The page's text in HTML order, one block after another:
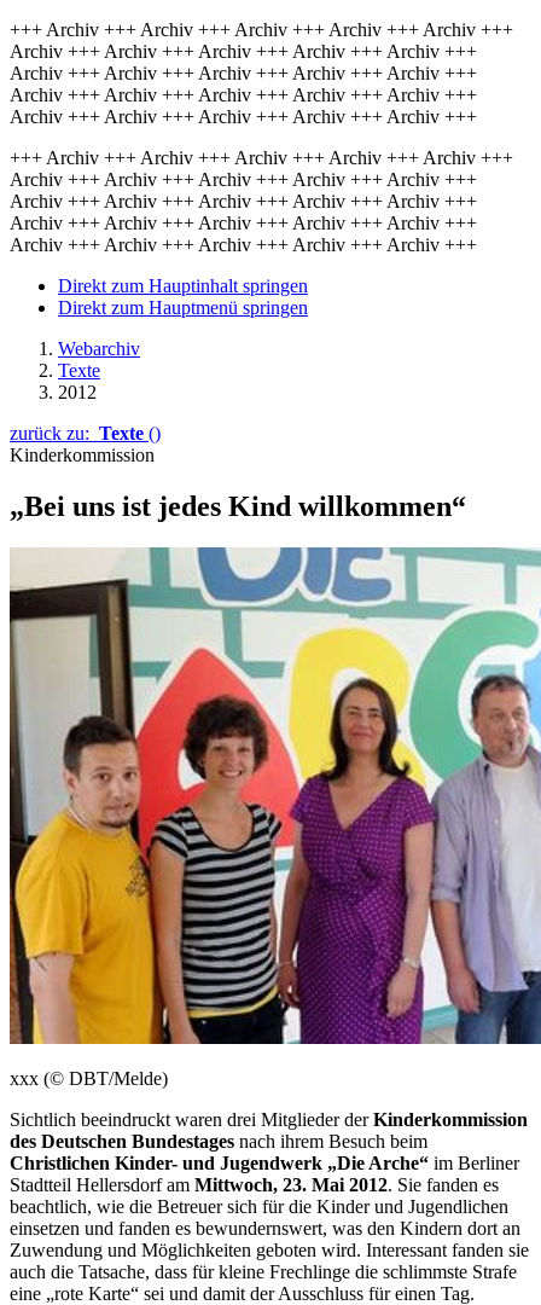
+++ Archiv +++ Archiv +++ Archiv +++ Archiv +++ Archiv +++
Archiv +++ Archiv +++ Archiv +++ Archiv +++ Archiv +++
Archiv +++ Archiv +++ Archiv +++ Archiv +++ Archiv +++
Archiv +++ Archiv +++ Archiv +++ Archiv +++ Archiv +++
Archiv +++ Archiv +++ Archiv +++ Archiv +++ Archiv +++
+++ Archiv +++ Archiv +++ Archiv +++ Archiv +++ Archiv +++
Archiv +++ Archiv +++ Archiv +++ Archiv +++ Archiv +++
Archiv +++ Archiv +++ Archiv +++ Archiv +++ Archiv +++
Archiv +++ Archiv +++ Archiv +++ Archiv +++ Archiv +++
Archiv +++ Archiv +++ Archiv +++ Archiv +++ Archiv +++
Direkt zum Hauptinhalt springen
Direkt zum Hauptmenü springen
Webarchiv
Texte
2012
zurück zu: Texte ()
Kinderkommission
„Bei uns ist jedes Kind willkommen“
xxx (© DBT/Melde)
Sichtlich beeindruckt waren drei Mitglieder derKinderkommission
des Deutschen Bundestages nach ihrem Besuch beim
Christlichen Kinder- und Jugendwerk „Die Arche“ im Berliner
Stadtteil Hellersdorf am Mittwoch, 23. Mai 2012. Sie fanden es
beachtlich, wie die Betreuer sich für die Kinder und Jugendlichen
einsetzen und fanden es bewundernswert, was den Kindern dort an
Zuwendung und Möglichkeiten geboten wird. Interessant fanden sie
auch die Tatsache, dass für kleine Frechlinge die schlimmste Strafe
eine „rote Karte“ sei und damit der Ausschluss für einen Tag.